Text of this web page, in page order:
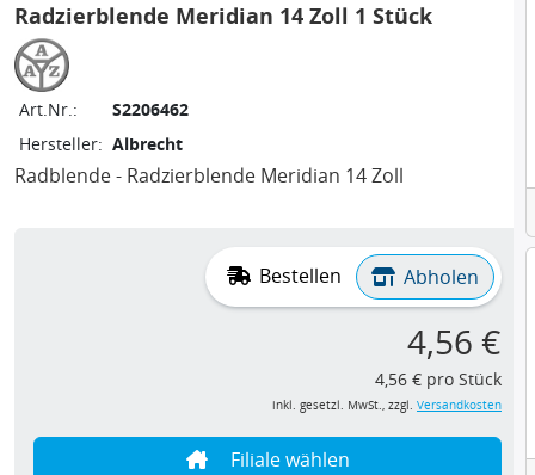
Radzierblende Meridian 14 Zoll 1 Stück
Art.Nr.:
S2206462
Hersteller: Albrecht
Radblende - Radzierblende Meridian 14 Zoll
Bestellen Abholen
4,56 €
4,56 € pro Stück
inkl. gesetzl. MwSt., zzgl. Versandkosten
Filiale wählen